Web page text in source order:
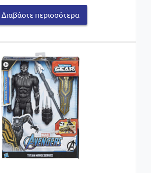
Διαβάστε περισσότερα